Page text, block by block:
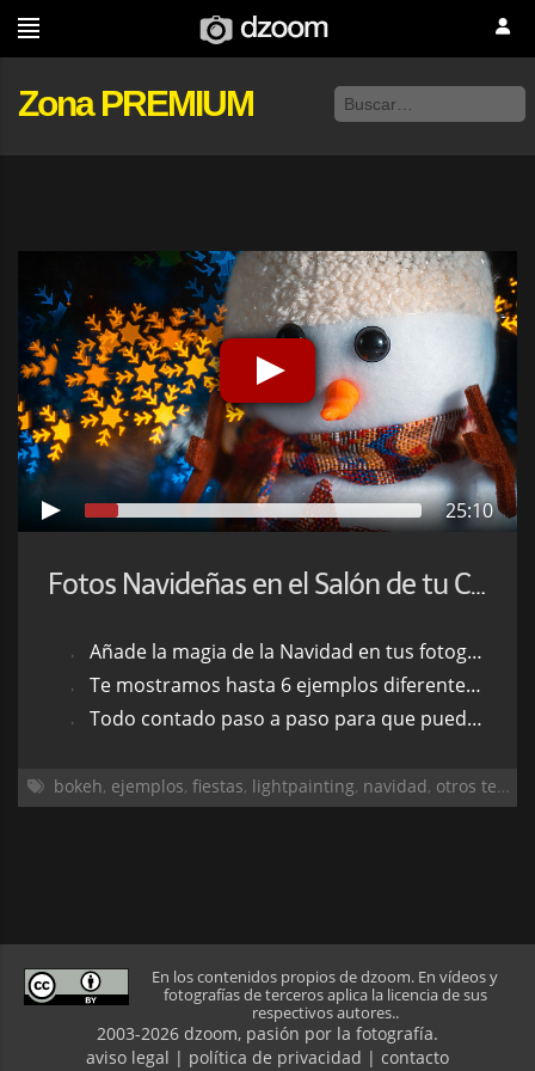
Zona PREMIUM
25:10
Fotos Navideñas en el Salón de tu Casa: 6 Casos Prácticos
Añade la magia de la Navidad en tus fotografías
Te mostramos hasta 6 ejemplos diferentes para que puedas inspirarte
Todo contado paso a paso para que puedas hacerlo tú mismo
bokeh, ejemplos, fiestas, lightpainting, navidad, otros temas
En los contenidos propios de dzoom. En vídeos y
fotografías de terceros aplica la licencia de sus
respectivos autores..
2003-2026 dzoom, pasión por la fotografía.
aviso legal | política de privacidad | contacto